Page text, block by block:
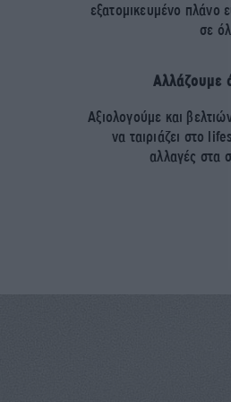
εξατομικευμένο πλάνο
σε
Αλλάζουμε
Αξιολογούμε και
να ταιριάζει στο
αλλαγές στα